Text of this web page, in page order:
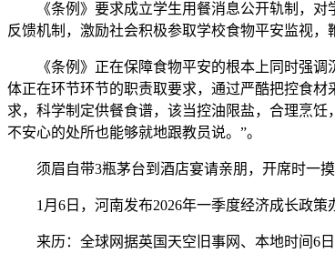
《条例》要求成立学生用餐消息公开轨制，对
反馈机制，激励社会积极参取学校食物平安监视，
《条例》正在保障食物平安的根本上同时强调
体正在环节环节的职责取要求，通过严酷把控食
求，科学制定供餐食谱，该当控油限盐，合理烹
不安心的处所也能够就地跟教员说。”。
须眉自带3瓶茅台到酒店宴请亲朋，开席时一摸
1月6日，河南发布2026年一季度经济成长政策
来历：全球网据英国天空旧事网、本地时间6日